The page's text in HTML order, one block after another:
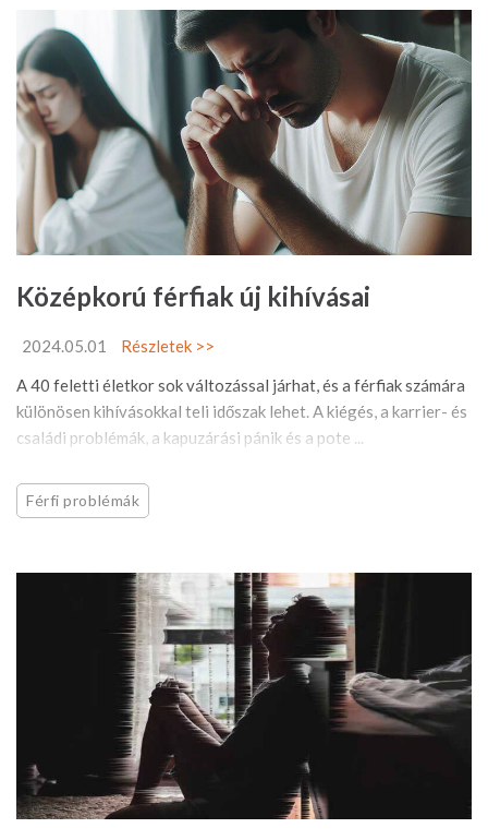
Középkorú férfiak új kihívásai
2024.05.01
Részletek >>
A 40 feletti életkor sok változással járhat, és a férfiak számára
különösen kihívásokkal teli időszak lehet. A kiégés, a karrier- és
családi problémák, a kapuzárási pánik és a pote ...
Férfi problémák